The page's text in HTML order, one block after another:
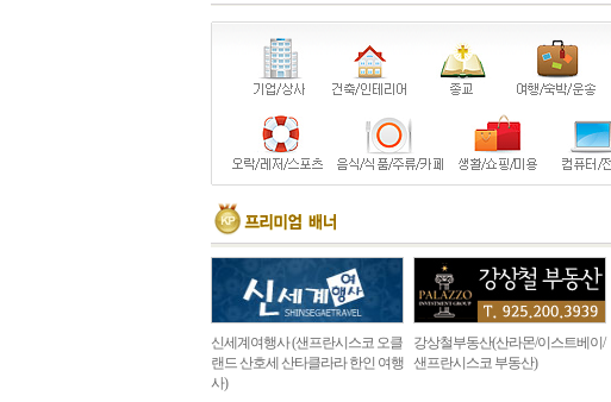
신세계여행사 (샌프란시스코 오클
랜드 산호세 산타클라라 한인 여행
사)
강상철부동산(산라몬/이스트베이/
샌프란시스코 부동산)